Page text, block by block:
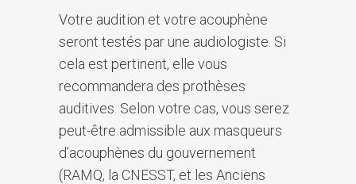
Votre audition et votre acouphène
seront testés par une audiologiste. Si
cela est pertinent, elle vous
recommandera des prothèses
auditives. Selon votre cas, vous serez
peut-être admissible aux masqueurs
d’acouphènes du gouvernement
(RAMQ, la CNESST, et les Anciens